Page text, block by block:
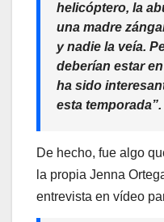
helicóptero, la
una madre
y nadie la veía.
deberían estar
ha sido
esta temporada”.
De hecho, fue algo
la propia Jenna
entrevista en vídeo